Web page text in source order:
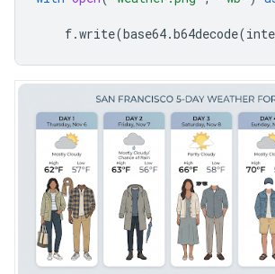
f.write(base64.b64decode(